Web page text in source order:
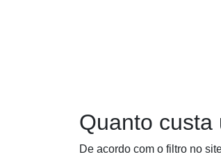
Quanto custa
De acordo com o filtro no